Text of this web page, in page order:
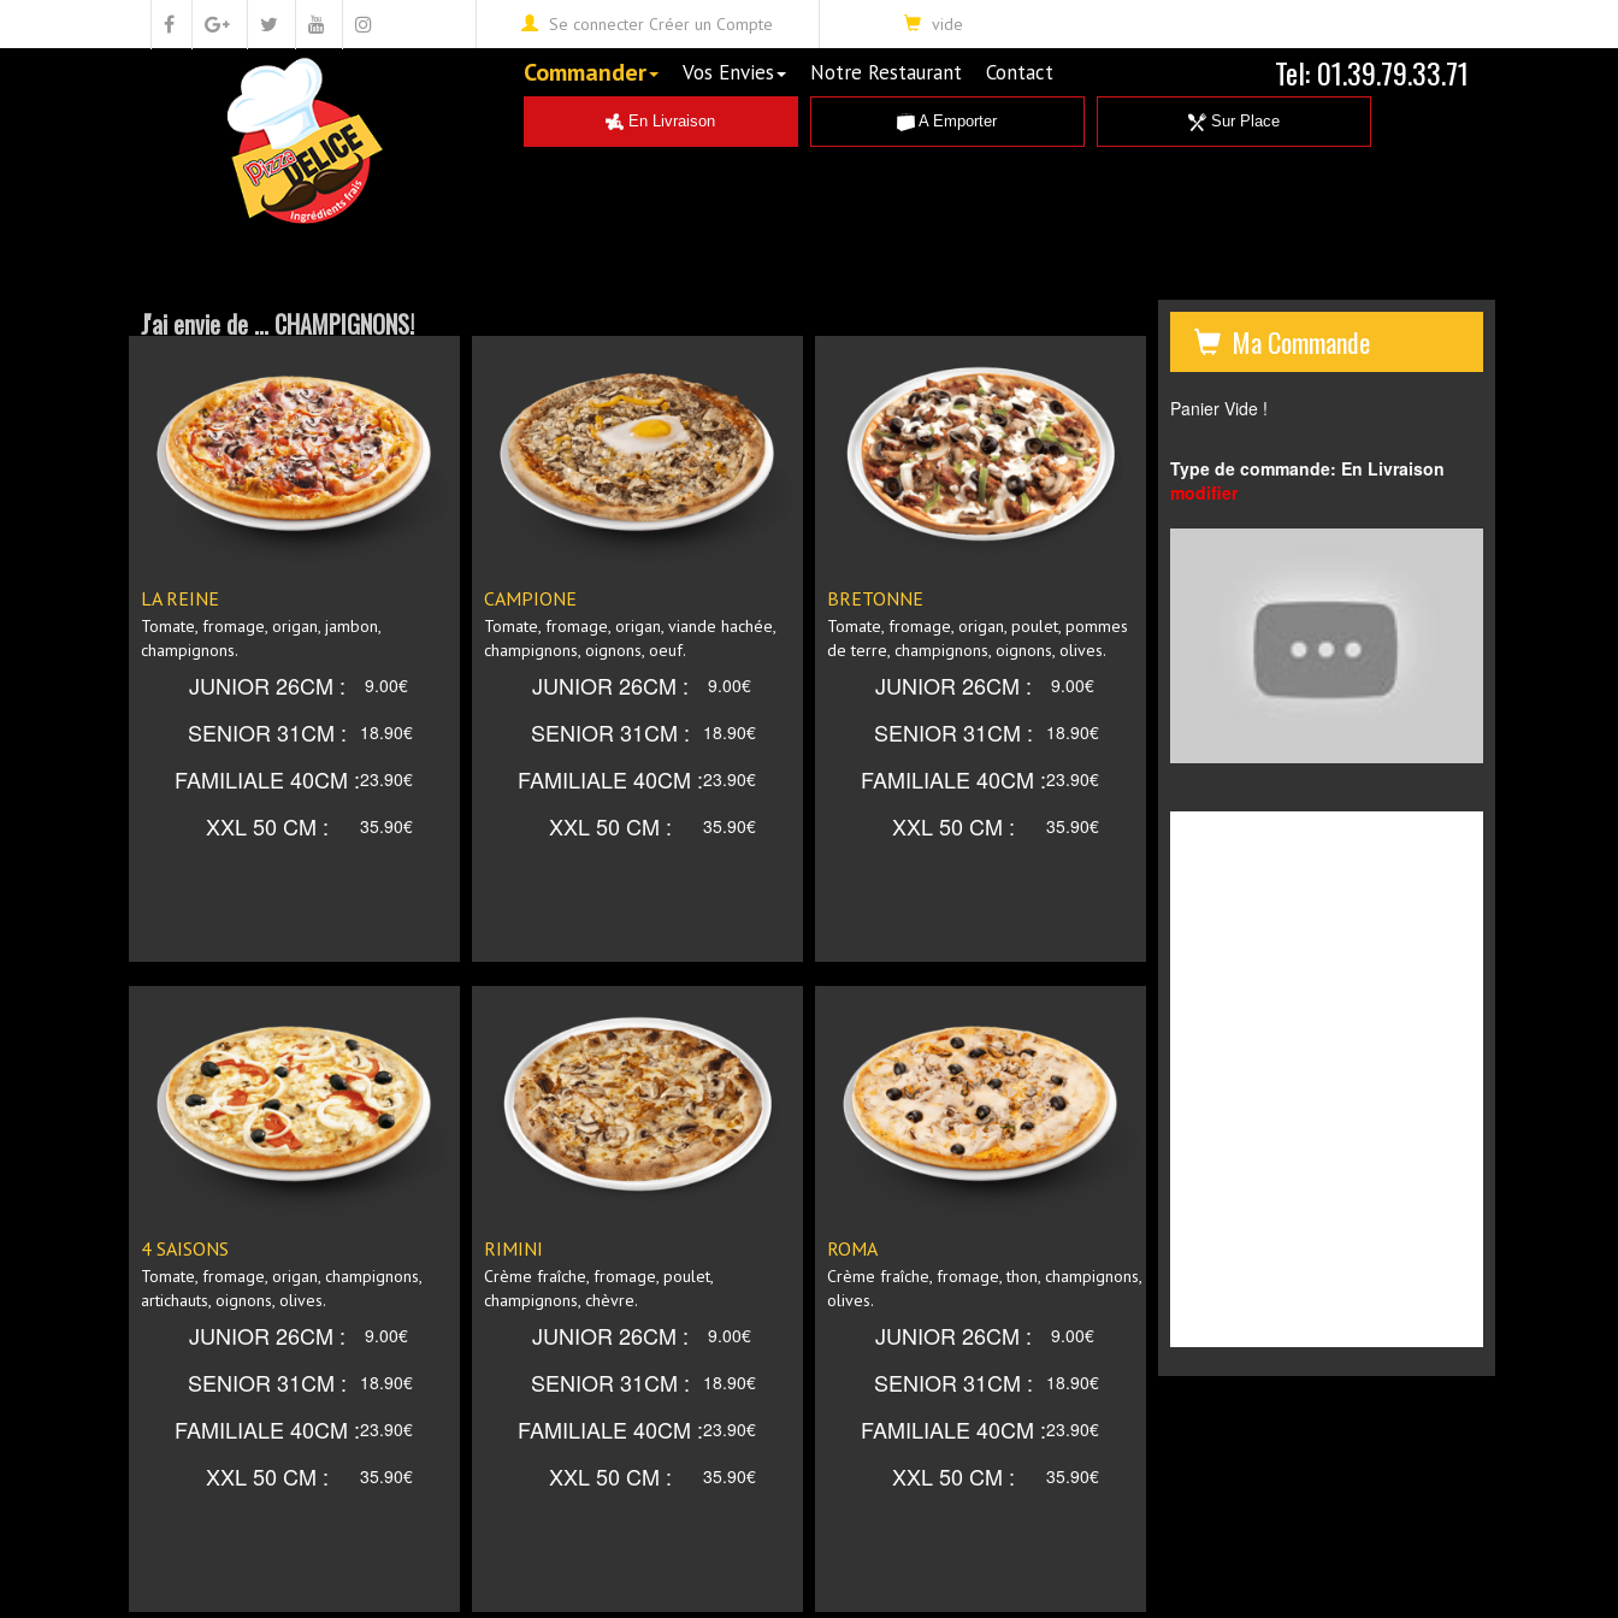
Se connecter Créer un Compte vide
Tel:01.39.79.33.71
Commander Vos Envies Notre Restaurant Contact
En Livraison A Emporter Sur Place
J'ai envie de ... CHAMPIGNONS!
JUNIOR 26CM
SENIOR 31CM
40CM
XXL 50 CM
LA REINE
Tomate, fromage, origan, jambon,
champignons.
JUNIOR 26CM : 9.00€
SENIOR 31CM : 18.90€
FAMILIALE 40CM :23.90€
XXL 50 CM : 35.90€
JUNIOR 26CM
SENIOR 31CM
40CM
XXL 50 CM
CAMPIONE
Tomate, fromage, origan, viande hachée,
champignons, oignons, oeuf.
JUNIOR 26CM : 9.00€
SENIOR 31CM : 18.90€
FAMILIALE 40CM :23.90€
XXL 50 CM : 35.90€
JUNIOR 26CM
SENIOR 31CM
40CM
XXL 50 CM
BRETONNE
Tomate, fromage, origan, poulet, pommes
de terre, champignons, oignons, olives.
JUNIOR 26CM : 9.00€
SENIOR 31CM : 18.90€
FAMILIALE 40CM :23.90€
XXL 50 CM : 35.90€
JUNIOR 26CM
SENIOR 31CM
40CM
XXL 50 CM
4 SAISONS
Tomate, fromage, origan, champignons,
artichauts, oignons, olives.
JUNIOR 26CM : 9.00€
SENIOR 31CM : 18.90€
FAMILIALE 40CM :23.90€
XXL 50 CM : 35.90€
JUNIOR 26CM
SENIOR 31CM
40CM
XXL 50 CM
RIMINI
Crème fraîche, fromage, poulet,
champignons, chèvre.
JUNIOR 26CM : 9.00€
SENIOR 31CM : 18.90€
FAMILIALE 40CM :23.90€
XXL 50 CM : 35.90€
JUNIOR 26CM
SENIOR 31CM
40CM
XXL 50 CM
ROMA
Crème fraîche, fromage, thon, champignons,
olives.
JUNIOR 26CM : 9.00€
SENIOR 31CM : 18.90€
FAMILIALE 40CM :23.90€
XXL 50 CM : 35.90€
Ma Commande
Panier Vide !
Type de commande: En Livraison
modifier